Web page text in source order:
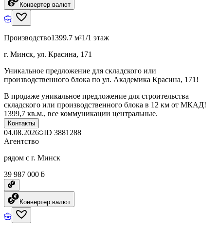
Конвертер валют
Производство1399.7 м²1/1 этаж
г. Минск, ул. Красина, 171
Уникальное предложение для складского или
производственного блока по ул. Академика Красина, 171!
В продаже уникальное предложение для строительства
складского или производственного блока в 12 км от МКАД!
1399,7 кв.м., все коммуникации центральные.
Контакты
04.08.2026 ID 3881288
Агентство
рядом с г. Минск
39 987 000 ƃ
Конвертер валют